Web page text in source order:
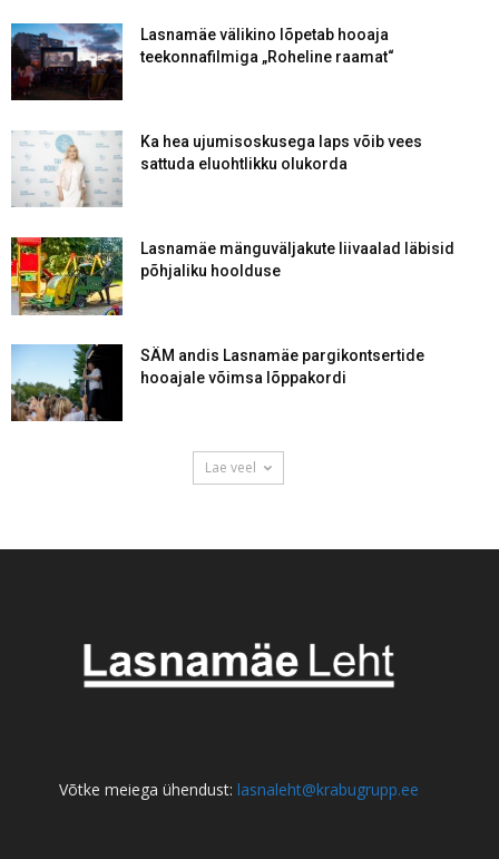
Lasnamäe välikino lõpetab hooaja
teekonnafilmiga „Roheline raamat“
Ka hea ujumisoskusega laps võib vees
sattuda eluohtlikku olukorda
Lasnamäe mänguväljakute liivaalad läbisid
põhjaliku hoolduse
SÄM andis Lasnamäe pargikontsertide
hooajale võimsa lõppakordi
Lae veel
Võtke meiega ühendust: lasnaleht@krabugrupp.ee